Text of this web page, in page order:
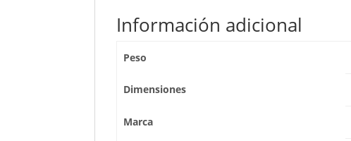
Información adicional
Peso
Dimensiones
Marca